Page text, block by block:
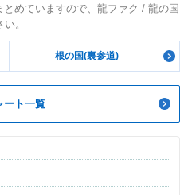
めていますので、龍ファク / 龍の国
。
根の国(裏参道)
ート一覧